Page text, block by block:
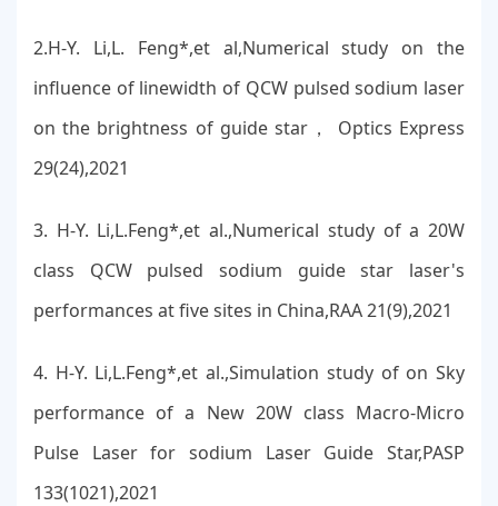
2.H-Y. Li,L. Feng*,et al,Numerical study on the
influence of linewidth of QCW pulsed sodium laser
on the brightness of guide star， Optics Express
29(24),2021
3. H-Y. Li,L.Feng*,et al.,Numerical study of a 20W
class QCW pulsed sodium guide star laser's
performances at five sites in China,RAA 21(9),2021
4. H-Y. Li,L.Feng*,et al.,Simulation study of on Sky
performance of a New 20W class Macro-Micro
Pulse Laser for sodium Laser Guide Star,PASP
133(1021),2021